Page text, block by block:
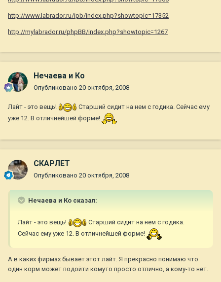
http://www.labrador.ru/ipb/index.php?showtopic=17352
http://mylabrador.ru/phpBB/index.php?showtopic=1267
Нечаева и Ко
Опубликовано 20 октября, 2008
Лайт - это вещь!
Старший сидит на нем с годика. Сейчас ему
уже 12. В отличнейшей форме!
СКАРЛЕТ
Опубликовано 20 октября, 2008
Нечаева и Ко сказал:
Лайт - это вещь!
Старший сидит на нем с годика.
Сейчас ему уже 12. В отличнейшей форме!
А в каких фирмах бывает этот лайт. Я прекрасно понимаю что
один корм может подойти комуто просто отлично, а кому-то нет.